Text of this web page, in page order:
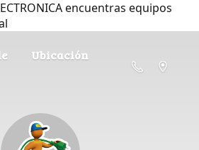
encuentras equipos
Ubicación